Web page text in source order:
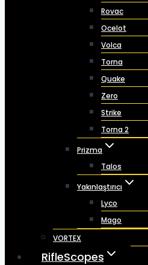
Rovac
Ocelot
Volca
Torna
Quake
Zero
Strike
Torna 2
Prizma
Talos
Yakınlaştırıcı
Lyco
Mago
VORTEX
RifleScopes